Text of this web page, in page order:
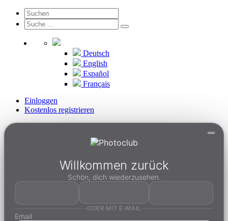
Deutsch
English
Español
Français
Einloggen
Kostenlos registrieren
Willkommen zurück
Schön, dich wiederzusehen.
ODER MIT E-MAIL
Email